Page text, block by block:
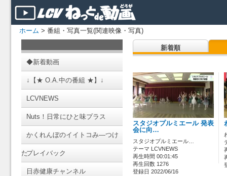
ホーム > 番組・写真一覧(関連映像・写真)
◆新着動画
↓【★ O.A.中の番組 ★】↓
LCVNEWS
Nuts！日常にひと味プラス
かくれんぼのイイトコみ―つけ
たプレイバック
日赤健康チャンネル
新着順
スタジオプルミエール 発表
会に向…
スタジオプルミエール…
テーマ LCVNEWS
再生時間 00:01:45
再生回数 1276
登録日 2022/06/16